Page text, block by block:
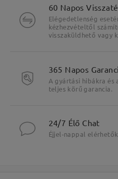
60 Napos
Elégedetlenség
kézhezvételtől
visszaküldhető vagy
365 Napos
A gyártási hibákra és
teljes körű garancia.
24/7 Élő Chat
Éjjel-nappal